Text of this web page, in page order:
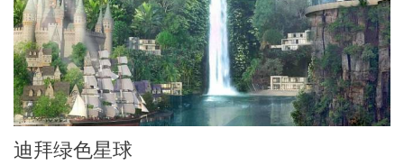
迪拜绿色星球